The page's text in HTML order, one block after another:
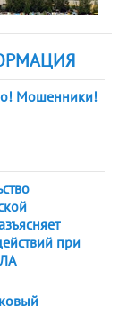
Мошенники!
при